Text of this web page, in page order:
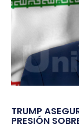
TRUMP
PRESIÓN